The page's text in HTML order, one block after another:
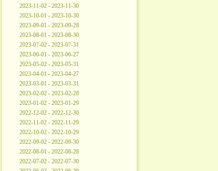
2023-11-02 - 2023-11-30
2023-10-01 - 2023-10-30
2023-09-01 - 2023-09-28
2023-08-01 - 2023-08-30
2023-07-02 - 2023-07-31
2023-06-01 - 2023-06-27
2023-05-02 - 2023-05-31
2023-04-01 - 2023-04-27
2023-03-01 - 2023-03-31
2023-02-02 - 2023-02-28
2023-01-02 - 2023-01-29
2022-12-02 - 2022-12-30
2022-11-02 - 2022-11-29
2022-10-02 - 2022-10-29
2022-09-02 - 2022-09-30
2022-08-01 - 2022-08-28
2022-07-02 - 2022-07-30